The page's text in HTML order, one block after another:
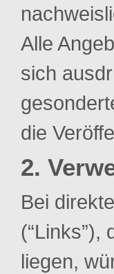
Alle
sich
die
2.
Bei
(“Links”),
liegen,